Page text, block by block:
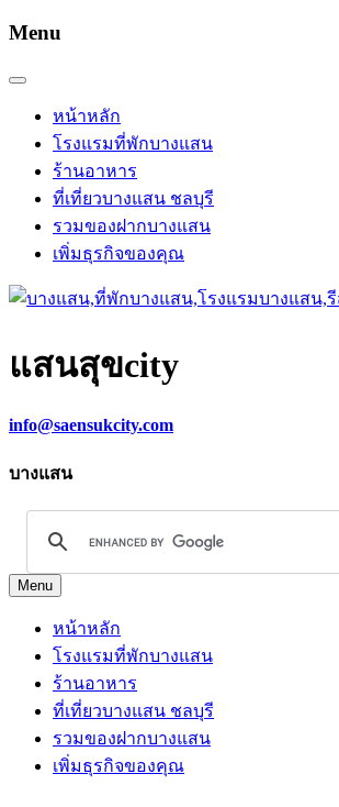
Menu
หน้าหลัก
โรงแรมที่พักบางแสน
ร้านอาหาร
ที่เที่ยวบางแสน ชลบุรี
รวมของฝากบางแสน
เพิ่มธุรกิจของคุณ
แสนสุขcity
info@saensukcity.com
บางแสน
Menu
หน้าหลัก
โรงแรมที่พักบางแสน
ร้านอาหาร
ที่เที่ยวบางแสน ชลบุรี
รวมของฝากบางแสน
เพิ่มธุรกิจของคุณ